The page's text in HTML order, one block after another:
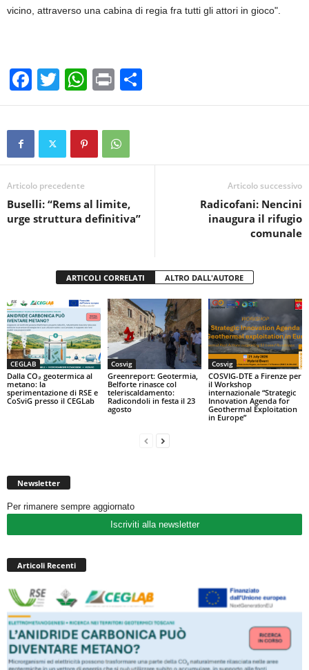
vicino, attraverso una cabina di regia fra tutti gli attori in gioco".
F
a
c
b
o
o
T
wi
tt
W
h
at
s
A
p
Pr
in
t
o
vi
Articolo precedente
Buselli: “Rems al limite,
urge struttura definitiva”
Articolo successivo
Radicofani: Nencini
inaugura il rifugio
comunale
ARTICOLI CORRELATI ALTRO DALL'AUTORE
CEGLAB
Dalla CO₂ geotermica al
metano: la
sperimentazione di RSE e
CoSviG presso il CEGLab
Cosvig
Greenreport: Geotermia,
Belforte rinasce col
teleriscaldamento:
Radicondoli in festa il 23
agosto
Cosvig
COSVIG-DTE a Firenze per
il Workshop
internazionale “Strategic
Innovation Agenda for
Geothermal Exploitation
in Europe”
Newsletter
Per rimanere sempre aggiornato
Iscriviti alla newsletter
Articoli Recenti